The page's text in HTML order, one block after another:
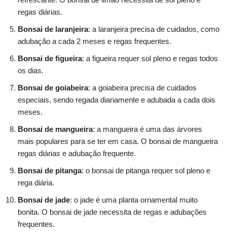
regas diárias.
Bonsai de laranjeira: a laranjeira precisa de cuidados, como
adubação a cada 2 meses e regas frequentes.
Bonsai de figueira: a figueira requer sol pleno e regas todos
os dias.
Bonsai de goiabeira: a goiabeira precisa de cuidados
especiais, sendo regada diariamente e adubada a cada dois
meses.
Bonsai de mangueira: a mangueira é uma das árvores
mais populares para se ter em casa. O bonsai de mangueira
regas diárias e adubação frequente.
Bonsai de pitanga: o bonsai de pitanga requer sol pleno e
rega diária.
Bonsai de jade: o jade é uma planta ornamental muito
bonita. O bonsai de jade necessita de regas e adubações
frequentes.